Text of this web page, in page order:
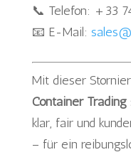
📞 Telefon: +33
📧 E-Mail:
Mit dieser
Container Trading
klar, fair und
– für ein